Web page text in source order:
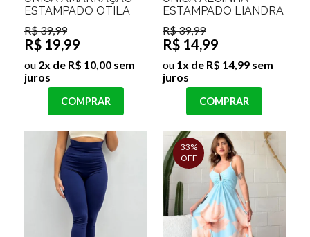
ESTAMPADO OTILA
R$ 39,99
R$ 19,99
ou 2x de R$ 10,00 sem
juros
COMPRAR
ESTAMPADO LIANDRA
R$ 39,99
R$ 14,99
ou 1x de R$ 14,99 sem
juros
COMPRAR
33%
OFF